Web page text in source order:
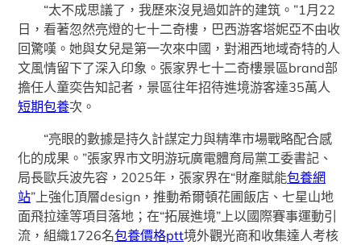
“太不成思議了，我歷來沒見過如許的建筑。”1月22
日，看著忽然亮燈的七十二奇樓，巴西游客塔妮亞不由收
回驚嘆。她與女兒是第一次來中國，對湘西地域奇特的人
文風情留下了深入印象。張家界七十二奇樓景區brand部
擔任人童奕告知記者，景區往年招待進境游客達35萬人
短期包養次。
“亮眼的數據是持久計謀定力與精準市場戰略配合感
化的成果。”張家界市文明游玩廣電體育局黨工委書記、
局長歐兵波先容，2025年，張家界在“財產賦能包養網
站”上強化頂層design，推動希爾頓花圃飯店、七星山地
面飛拉達等項目落地；在“拓展進境”上以國際賽事運動引
流，組織1726名包養價格ptt境外觀光商和收集達人考核